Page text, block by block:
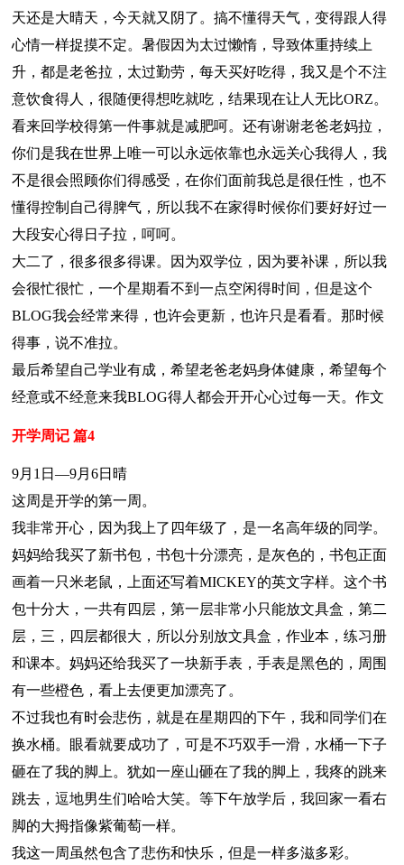
天还是大晴天，今天就又阴了。搞不懂得天气，变得跟人得
心情一样捉摸不定。暑假因为太过懒惰，导致体重持续上
升，都是老爸拉，太过勤劳，每天买好吃得，我又是个不注
意饮食得人，很随便得想吃就吃，结果现在让人无比ORZ。
看来回学校得第一件事就是减肥呵。还有谢谢老爸老妈拉，
你们是我在世界上唯一可以永远依靠也永远关心我得人，我
不是很会照顾你们得感受，在你们面前我总是很任性，也不
懂得控制自己得脾气，所以我不在家得时候你们要好好过一
大段安心得日子拉，呵呵。
大二了，很多很多得课。因为双学位，因为要补课，所以我
会很忙很忙，一个星期看不到一点空闲得时间，但是这个
BLOG我会经常来得，也许会更新，也许只是看看。那时候
得事，说不准拉。
最后希望自己学业有成，希望老爸老妈身体健康，希望每个
经意或不经意来我BLOG得人都会开开心心过每一天。作文
开学周记 篇4
9月1日—9月6日晴
这周是开学的第一周。
我非常开心，因为我上了四年级了，是一名高年级的同学。
妈妈给我买了新书包，书包十分漂亮，是灰色的，书包正面
画着一只米老鼠，上面还写着MICKEY的英文字样。这个书
包十分大，一共有四层，第一层非常小只能放文具盒，第二
层，三，四层都很大，所以分别放文具盒，作业本，练习册
和课本。妈妈还给我买了一块新手表，手表是黑色的，周围
有一些橙色，看上去便更加漂亮了。
不过我也有时会悲伤，就是在星期四的下午，我和同学们在
换水桶。眼看就要成功了，可是不巧双手一滑，水桶一下子
砸在了我的脚上。犹如一座山砸在了我的脚上，我疼的跳来
跳去，逗地男生们哈哈大笑。等下午放学后，我回家一看右
脚的大拇指像紫葡萄一样。
我这一周虽然包含了悲伤和快乐，但是一样多滋多彩。